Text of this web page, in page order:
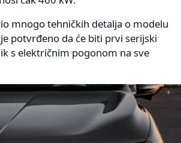
mnogo tehničkih detalja o modelu
potvrđeno da će biti prvi serijski
s električnim pogonom na sve